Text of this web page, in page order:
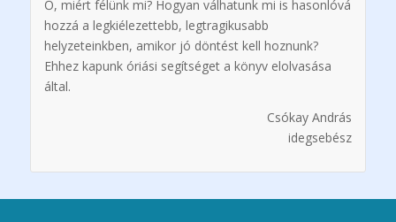
Ő, miért félünk mi? Hogyan válhatunk mi is hasonlóvá
hozzá a legkiélezettebb, legtragikusabb
helyzeteinkben, amikor jó döntést kell hoznunk?
Ehhez kapunk óriási segítséget a könyv elolvasása
által.
Csókay András
idegsebész